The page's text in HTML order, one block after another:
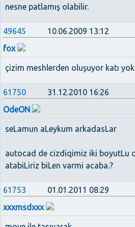
nesne patlamış olabilir.
49645
10.06.2009 13:12
fox
çizim meshlerden oluşuyor katı
61750
31.12.2010 16:26
OdeON
seLamun aLeykum arkadasLar
autocad de cizdiqimiz iki boyutLu
atabiLiriz biLen varmi acaba.?
61753
01.01.2011 08:29
xxxmsdxxx